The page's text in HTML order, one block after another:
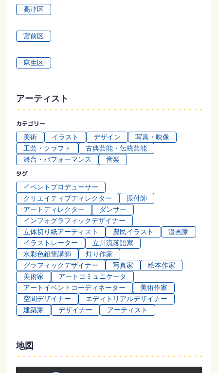
⾼津区
宮前区
⿇⽣区
アーティスト
カテゴリー
美術 イラスト デザイン
写真・映像
工芸・クラフト
古典芸能・伝統芸能
舞台・パフォーマンス
音楽
タグ
イベントプロデューサー
クリエイティブディレクター
振付師
アートディレクター
ダンサー
インフォグラフィックデザイナー
立体切り紙アーティスト
農民イラスト
漫画家
イラストレーター
立川流落語家
水彩色鉛筆講師
灯り作家
グラフィックデザイナー
写真家
絵本作家
美術家
アートコミュニケータ
アートイベントコーディネーター
美術作家
空間デザイナー
エディトリアルデザイナー
建築家
デザイナー アーティスト
地図